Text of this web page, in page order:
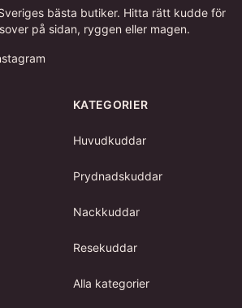
bästa butiker. Hitta rätt kudde för
på sidan, ryggen eller magen.
KATEGORIER
Huvudkuddar
Prydnadskuddar
Nackkuddar
Resekuddar
Alla kategorier